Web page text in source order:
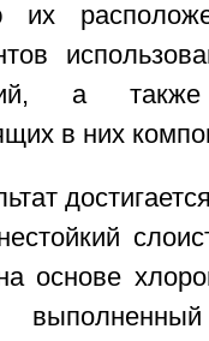
их
а также
в них
основе